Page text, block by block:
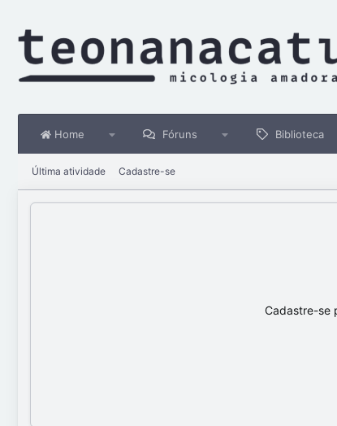
Home Fóruns Biblioteca
Última atividade Cadastre-se
Cadastre-se